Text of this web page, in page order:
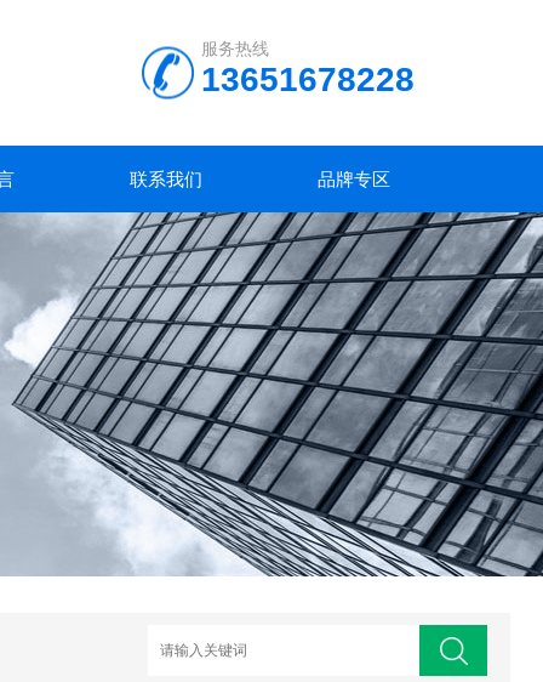
服务热线
13651678228
联系我们 品牌专区